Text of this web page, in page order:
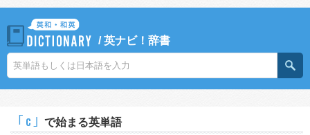
/英ナビ！辞書
｢c｣ で始まる英単語